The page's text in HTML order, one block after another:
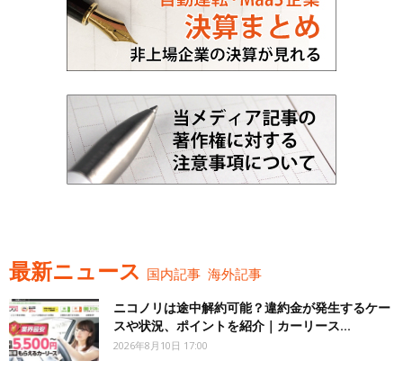
最新ニュース 国内記事 海外記事
ニコノリは途中解約可能？違約金が発生するケー
スや状況、ポイントを紹介｜カーリース...
2026年8月10日 17:00